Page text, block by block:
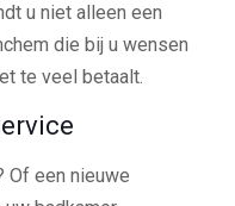
u niet alleen een
die bij u wensen
te veel betaalt.
Of een nieuwe